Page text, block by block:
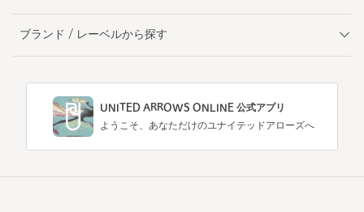
ブランド / レーベルから探す
UNITED ARROWS ONLINE 公式アプリ
ようこそ、あなただけのユナイテッドアローズへ